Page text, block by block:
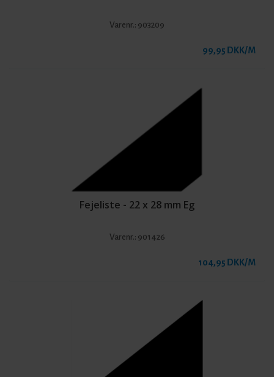
Varenr.: 903209
99,95 DKK/M
Fejeliste - 22 x 28 mm Eg
Varenr.: 901426
104,95 DKK/M